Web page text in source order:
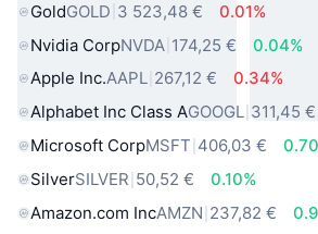
GoldGOLD 3 523,48 €
0.01%
Nvidia CorpNVDA 174,25 €
0.04%
Apple Inc.AAPL 267,12 €
0.34%
Alphabet Inc Class AGOOGL 311,45 €
Microsoft CorpMSFT 406,03 €
SilverSILVER 50,52 €
0.10%
Amazon.com IncAMZN 237,82 €